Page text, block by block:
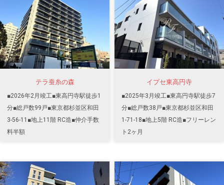
テラ蚕糸の森
■2026年2月竣工■東高円寺駅徒歩1
分■総戸数99戸■東京都杉並区和田
3-56-11■地上11階 RC造■仲介手数
料半額
イプセ東高円寺
■2025年3月竣工■東高円寺駅徒歩7
分■総戸数38戸■東京都杉並区和田
1-71-18■地上5階 RC造■フリーレン
ト2ヶ月